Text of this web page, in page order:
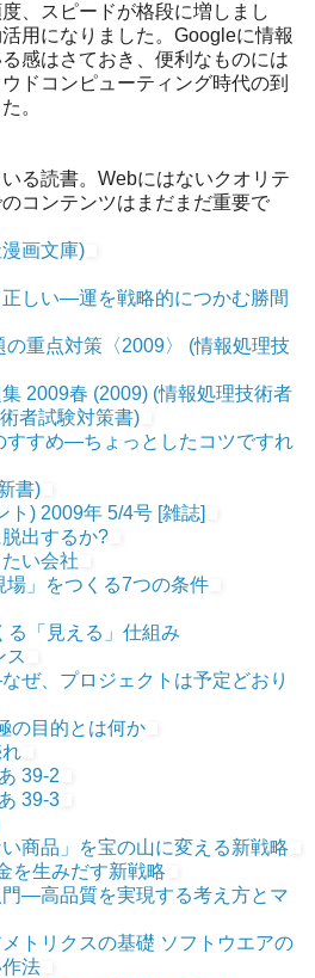
、スピードが格段に増しまし
用になりました。Googleに情報
感はさておき、便利なものには
ドコンピューティング時代の到
。
る読書。Webにはないクオリテ
コンテンツはまだまだ重要で
画文庫)
しい―運を戦略的につかむ勝間
重点対策〈2009〉 (情報処理技
2009春 (2009) (情報処理技術者
者試験対策書)
すすめ―ちょっとしたコツですれ
書)
ト) 2009年 5/4号 [雑誌]
脱出するか?
い会社
」をつくる7つの条件
る「見える」仕組み
ス
ぜ、プロジェクトは予定どおり
の目的とは何か
39-2
39-3
商品」を宝の山に変える新戦略
を生みだす新戦略
―高品質を実現する考え方とマ
トリクスの基礎 ソフトウエアの
法